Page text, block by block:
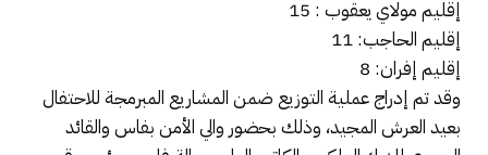
إقليم مولاي يعقوب : 15
إقليم الحاجب: 11
إقليم إفران: 8
وقد تم إدراج عملية التوزيع ضمن المشاريع المبرمجة للاحتفال
بعيد العرش المجيد، وذلك بحضور والي الأمن بفاس والقائد